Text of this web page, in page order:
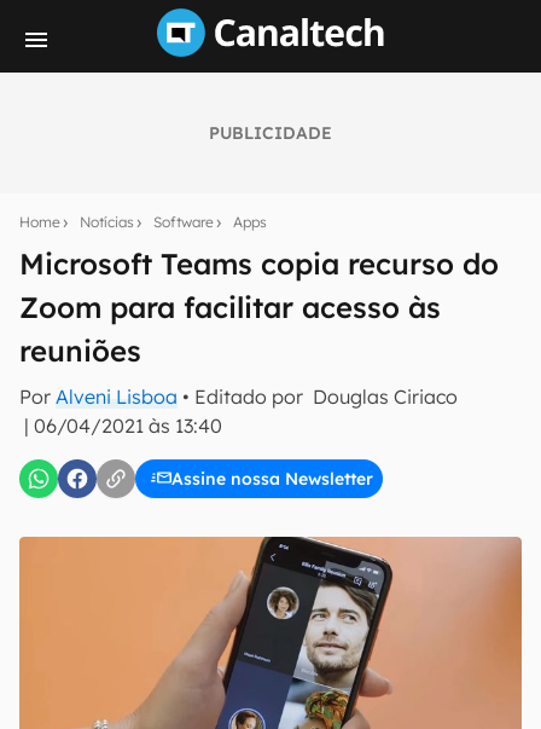
PUBLICIDADE
Home Notícias Software Apps
Microsoft Teams copia recurso do
Zoom para facilitar acesso às
reuniões
Por Alveni Lisboa • Editado por Douglas Ciriaco
| 06/04/2021 às 13:40
Assine nossa Newsletter
notícias e reviews sobre tecnologia em primeira
E-mail
inscreva-se
Confirmo que li, aceito e concordo com os Termos de
Uso e Política de Privacidade do Canaltech.